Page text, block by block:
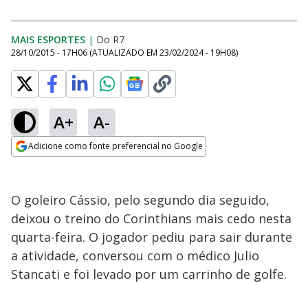
MAIS ESPORTES | Do R7
28/10/2015 - 17H06 (ATUALIZADO EM 23/02/2024 - 19H08)
A+ A-
Adicione como fonte preferencial no Google
O goleiro Cássio, pelo segundo dia seguido,
deixou o treino do Corinthians mais cedo nesta
quarta-feira. O jogador pediu para sair durante
a atividade, conversou com o médico Julio
Stancati e foi levado por um carrinho de golfe.